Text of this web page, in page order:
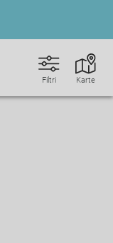
Karte
Filtri